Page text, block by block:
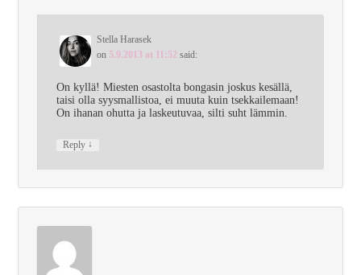
Stella Harasek
on 5.9.2013 at 11:52 said:
On kyllä! Miesten osastolta bongasin joskus kesällä,
taisi olla syysmallistoa, ei muuta kuin tsekkailemaan!
On ihanan ohutta ja laskeutuvaa, silti suht lämmin.
Reply ↓